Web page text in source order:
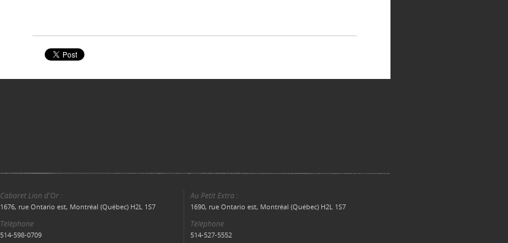
Cabaret Lion d'Or :
1676, rue Ontario est, Montréal (Québec) H2L 1S7
Téléphone
514-598-0709
Au Petit Extra :
1690, rue Ontario est, Montréal (Québec) H2L 1S7
Téléphone
514-527-5552